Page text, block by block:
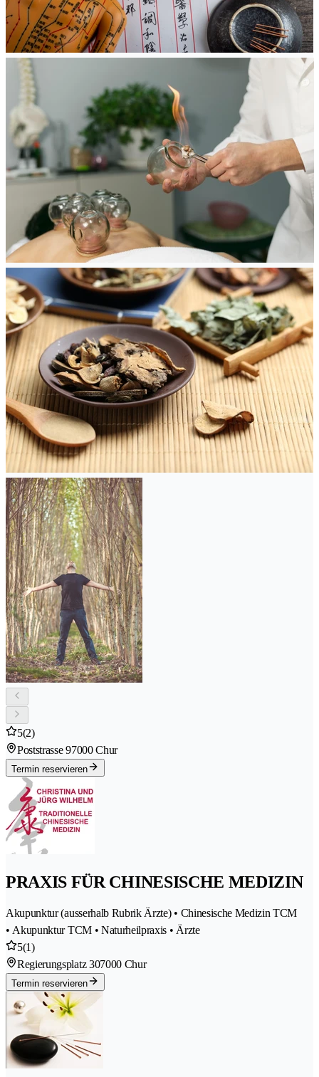
5(2)
Poststrasse 97000 Chur
Termin reservieren
PRAXIS FÜR CHINESISCHE MEDIZIN
Akupunktur (ausserhalb Rubrik Ärzte) • Chinesische Medizin TCM
• Akupunktur TCM • Naturheilpraxis • Ärzte
5(1)
Regierungsplatz 307000 Chur
Termin reservieren